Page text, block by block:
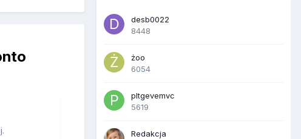
desb0022
8448
żoo
6054
pltgevemvc
5619
Redakcja